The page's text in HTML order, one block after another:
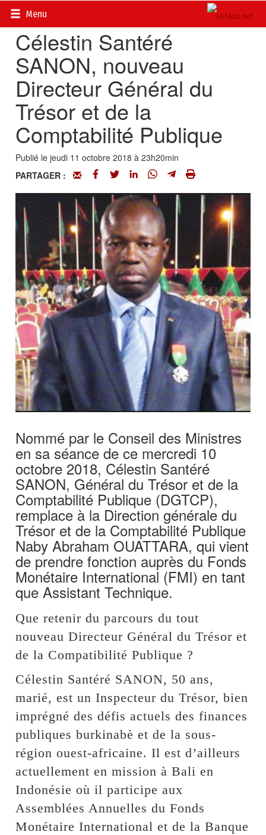
Menu
Accueil> Finances publiques
Célestin Santéré
SANON, nouveau
Directeur Général du
Trésor et de la
Comptabilité Publique
Publié le jeudi 11 octobre 2018 à 23h20min
PARTAGER :
Nommé par le Conseil des Ministres
en sa séance de ce mercredi 10
octobre 2018, Célestin Santéré
SANON, Général du Trésor et de la
Comptabilité Publique (DGTCP),
remplace à la Direction générale du
Trésor et de la Comptabilité Publique
Naby Abraham OUATTARA, qui vient
de prendre fonction auprès du Fonds
Monétaire International (FMI) en tant
que Assistant Technique.
Que retenir du parcours du tout
nouveau Directeur Général du Trésor et
de la Compatibilité Publique ?
Célestin Santéré SANON, 50 ans,
marié, est un Inspecteur du Trésor, bien
imprégné des défis actuels des finances
publiques burkinabè et de la sous-
région ouest-africaine. Il est d’ailleurs
actuellement en mission à Bali en
Indonésie où il participe aux
Assemblées Annuelles du Fonds
Monétaire International et de la Banque